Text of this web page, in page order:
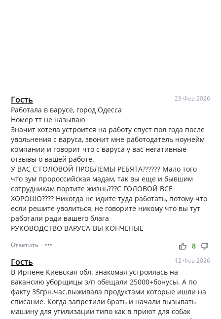
Гость 23 Фев 2026
Работала в варусе, город Одесса
Номер тт не называю
Значит хотела устроится на работу спуст пол года после
увольнения с варуса, звонит мне работодатель ноунейм
компании и говорит что с варуса у вас негативные
отзывы о вашей работе.
У ВАС С ГОЛОВОЙ ПРОБЛЕМЫ РЕБЯТА?????? Мало того
что зум пророссийская мадам, так вы еще и бывшим
сотрудникам портите жизнь???С ГОЛОВОЙ ВСЕ
ХОРОШО???? Никогда не идите туда работать, потому что
если решите уволиться, не говорите никому что вы тут
работали ради вашего блага
РУКОВОДСТВО ВАРУСА-ВЫ КОНЧЕНЫЕ
Ответить ••• thumb_up thumb_down
8
Гость 12 Фев 2026
В Ирпене Киевская обл. знакомая устроилась на
вакансию уборщицы з/п обещали 25000+бонусы. А по
факту 35грн.час.выживала продуктами которые ишли на
списание. Когда запретили брать и начали вызывать
машину для утилизации типо как в приют для собак